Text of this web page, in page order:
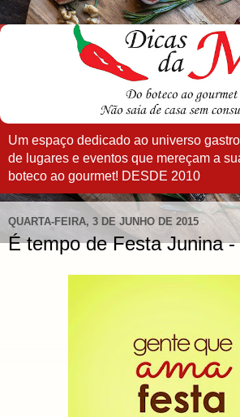
Um espaço dedicado ao universo
de lugares e eventos que mereçam a
boteco ao gourmet! DESDE 2010
QUARTA-FEIRA, 3 DE JUNHO DE 2015
É tempo de Festa Junina -